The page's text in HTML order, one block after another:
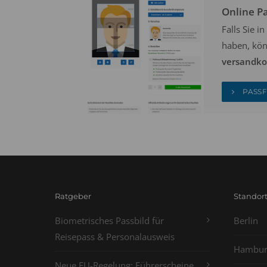
Online
Falls Sie
haben,
Ratgeber
Biometrisches Passbild für
Reisepass & Personalausweis
Berlin